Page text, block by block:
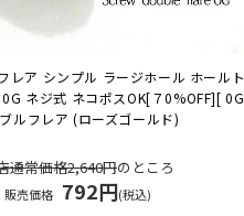
レア シンプル ラージホール ホールト
ネジ式 ネコポスOK[７0%OFF][ 0G
ルフレア (ローズゴールド)
通常価格2,640円のところ
販売価格 792円(税込)